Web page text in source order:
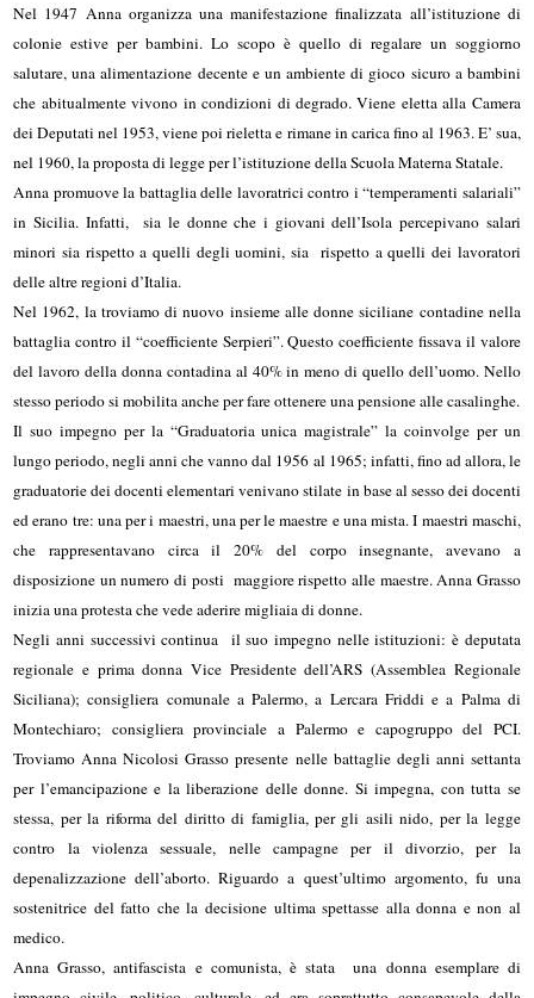
Nel 1947 Anna organizza una manifestazione finalizzata all’istituzione di
colonie estive per bambini. Lo scopo è quello di regalare un soggiorno
salutare, una alimentazione decente e un ambiente di gioco sicuro a bambini
che abitualmente vivono in condizioni di degrado. Viene eletta alla Camera
dei Deputati nel 1953, viene poi rieletta e rimane in carica fino al 1963. E’ sua,
nel 1960, la proposta di legge per l’istituzione della Scuola Materna Statale.
Anna promuove la battaglia delle lavoratrici contro i “temperamenti salariali”
in Sicilia. Infatti, sia le donne che i giovani dell’Isola percepivano salari
minori sia rispetto a quelli degli uomini, sia rispetto a quelli dei lavoratori
delle altre regioni d’Italia.
Nel 1962, la troviamo di nuovo insieme alle donne siciliane contadine nella
battaglia contro il “coefficiente Serpieri”. Questo coefficiente fissava il valore
del lavoro della donna contadina al 40% in meno di quello dell’uomo. Nello
stesso periodo si mobilita anche per fare ottenere una pensione alle casalinghe.
Il suo impegno per la “Graduatoria unica magistrale” la coinvolge per un
lungo periodo, negli anni che vanno dal 1956 al 1965; infatti, fino ad allora, le
graduatorie dei docenti elementari venivano stilate in base al sesso dei docenti
ed erano tre: una per i maestri, una per le maestre e una mista. I maestri maschi,
che rappresentavano circa il 20% del corpo insegnante, avevano a
disposizione un numero di posti maggiore rispetto alle maestre. Anna Grasso
inizia una protesta che vede aderire migliaia di donne.
Negli anni successivi continua il suo impegno nelle istituzioni: è deputata
regionale e prima donna Vice Presidente dell’ARS (Assemblea Regionale
Siciliana); consigliera comunale a Palermo, a Lercara Friddi e a Palma di
Montechiaro; consigliera provinciale a Palermo e capogruppo del PCI.
Troviamo Anna Nicolosi Grasso presente nelle battaglie degli anni settanta
per l’emancipazione e la liberazione delle donne. Si impegna, con tutta se
stessa, per la riforma del diritto di famiglia, per gli asili nido, per la legge
contro la violenza sessuale, nelle campagne per il divorzio, per la
depenalizzazione dell’aborto. Riguardo a quest’ultimo argomento, fu una
sostenitrice del fatto che la decisione ultima spettasse alla donna e non al
medico.
Anna Grasso, antifascista e comunista, è stata una donna esemplare di